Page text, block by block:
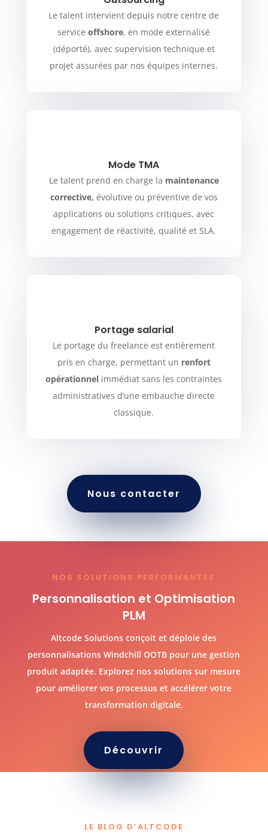
Le talent intervient depuis notre centre de
serviceoffshore, en mode externalisé
(déporté), avec supervision technique et
projet assurées par nos équipes internes.
Mode TMA
Le talent prend en charge la maintenance
corrective, évolutive ou préventive de vos
applications ou solutions critiques, avec
engagement de réactivité, qualité et SLA.
Portage salarial
Le portage du freelance est entièrement
pris en charge, permettant un renfort
opérationnel immédiat sans les contraintes
administratives d’une embauche directe
classique.
Nous contacter
NOS SOLUTIONS PERFORMANTES
Personnalisation et Optimisation
PLM
Altcode Solutions conçoit et déploie des
personnalisations Windchill OOTB pour une gestion
produit adaptée. Explorez nos solutions sur mesure
pour améliorer vos processus et accélérer votre
transformation digitale.
Découvrir
LE BLOG D’ALTCODE